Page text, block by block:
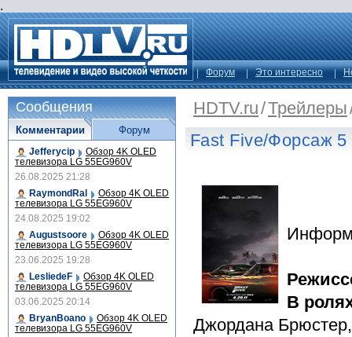
.
Форум Это интересно
HDTV.ru/Трейлеры
Fast Five/Форсаж 5
В
Джордана
Сообщения
Комментарии
Jefferycip Обзор 4K OLED
телевизора LG 55EG960V
26.08.2025 21:28
RaymondRal
Обзор 4K OLED
телевизора LG 55EG960V
24.08.2025 19:02
Augustsoore
Обзор 4K OLED
телевизора LG 55EG960V
23.06.2025 19:28
LesliedeF
Обзор 4K OLED
телевизора LG 55EG960V
03.06.2025 20:14
BryanBoano
Обзор 4K OLED
телевизора LG 55EG960V
Форум